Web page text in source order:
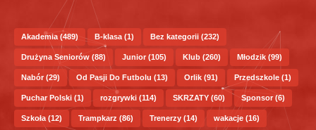
Akademia (489) B-klasa (1) Bez kategorii (232)
Drużyna Seniorów (88) Junior (105) Klub (260) Młodzik (99)
Nabór (29) Od Pasji Do Futbolu (13) Orlik (91) Przedszkole (1)
Puchar Polski (1) rozgrywki (114) SKRZATY (60) Sponsor(6)
Szkoła (12) Trampkarz (86) Trenerzy (14) wakacje (16)